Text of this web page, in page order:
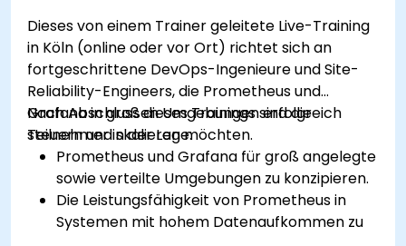
Plugins installieren und verwalten, um die
Funktionalität von Grafana zu erweitern.
Dieses von einem Trainer geleitete Live-Training
in Köln (online oder vor Ort) richtet sich an
fortgeschrittene DevOps-Ingenieure und Site-
Reliability-Engineers, die Prometheus und
Grafana in großen Umgebungen erfolgreich
steuern und skalieren möchten.
Nach Abschluss dieses Trainings sind die
Teilnehmer in der Lage:
Prometheus und Grafana für groß angelegte
sowie verteilte Umgebungen zu konzipieren.
Die Leistungsfähigkeit von Prometheus in
Systemen mit hohem Datenaufkommen zu